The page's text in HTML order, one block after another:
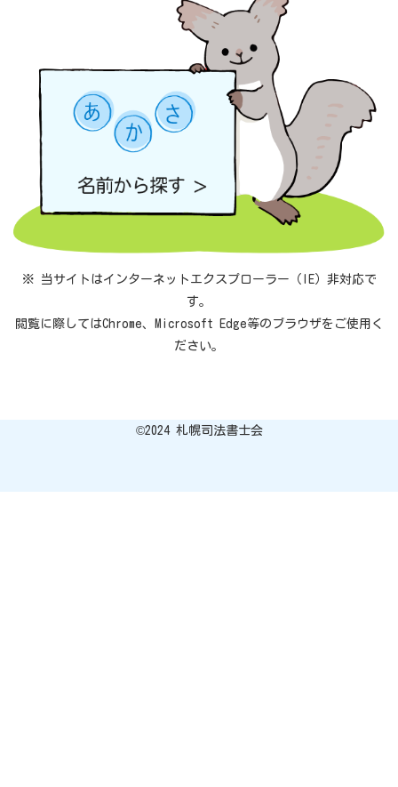
※ 当サイトはインターネットエクスプローラー（IE）非対応で
す。
閲覧に際してはChrome、Microsoft Edge等のブラウザをご使用く
ださい。
©︎2024 札幌司法書士会